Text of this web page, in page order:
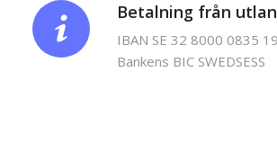
Betalning från
IBAN SE 32 8000 0835
Bankens BIC SWEDSESS